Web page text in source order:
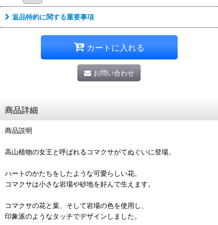
返品特約に関する重要事項
カートに入れる
お問い合わせ
商品詳細
商品説明
高山植物の女王と呼ばれるコマクサがてぬぐいに登場。
ハートのかたちをしたような可愛らしい花。
コマクサは小さな岩場や砂地を好んで生えます。
コマクサの花と葉、そして岩場の色を使用し、
印象派のようなタッチでデザインしました。